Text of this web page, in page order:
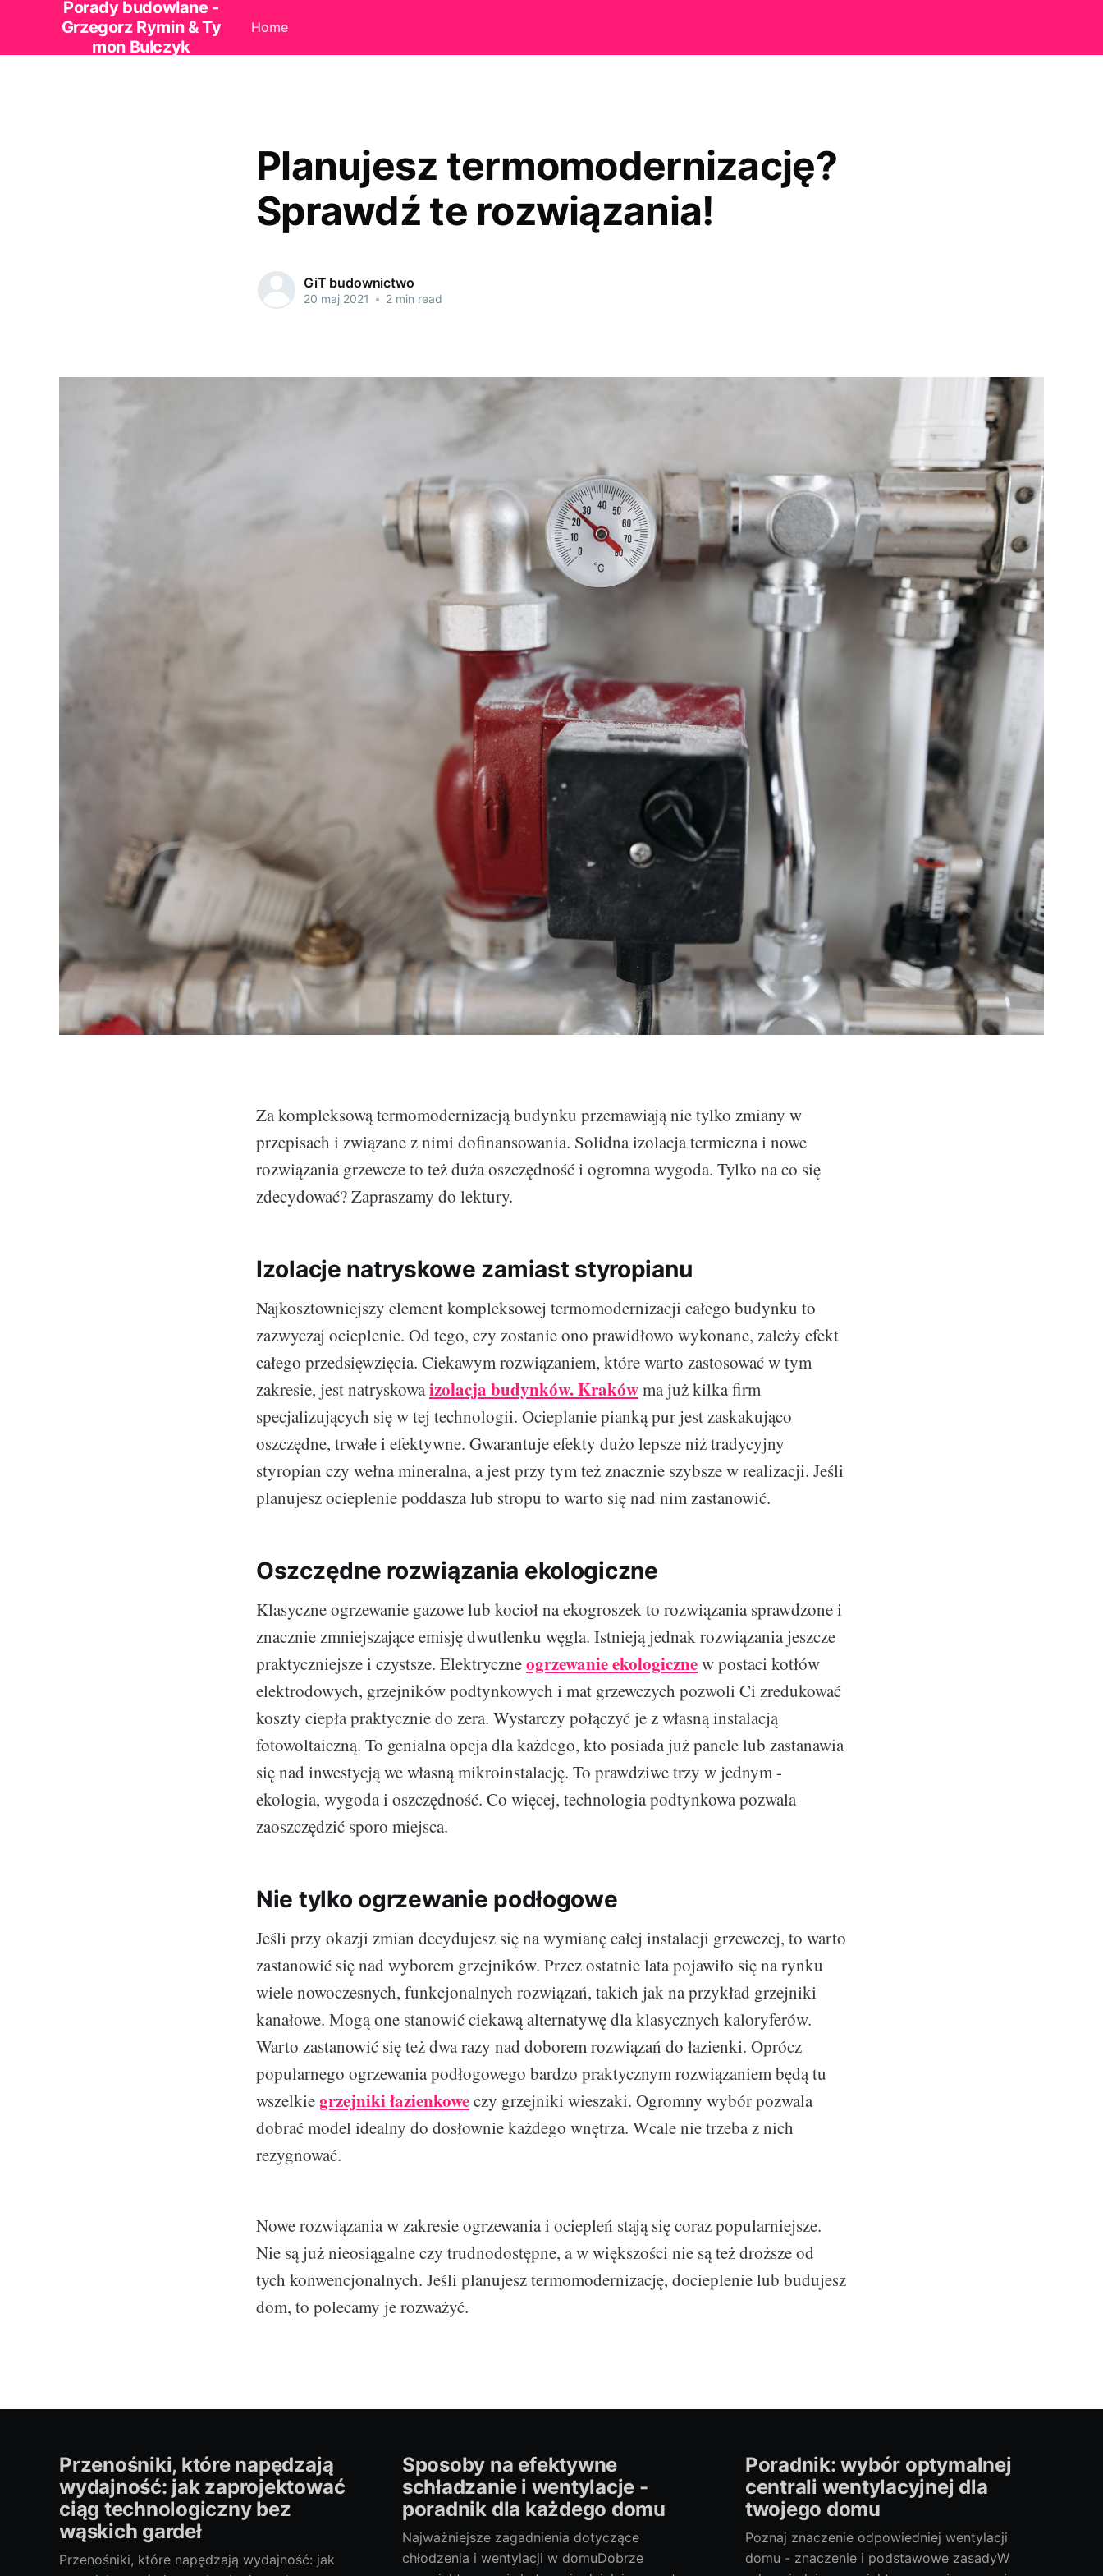
Porady budowlane -
Grzegorz Rymin & Ty
mon Bulczyk
Home
Planujesz termomodernizację?
Sprawdź te rozwiązania!
GiT budownictwo
20 maj 2021 • 2 min read
Za kompleksową termomodernizacją budynku przemawiają nie tylko zmiany w
przepisach i związane z nimi dofinansowania. Solidna izolacja termiczna i nowe
rozwiązania grzewcze to też duża oszczędność i ogromna wygoda. Tylko na co się
zdecydować? Zapraszamy do lektury.
Izolacje natryskowe zamiast styropianu
Najkosztowniejszy element kompleksowej termomodernizacji całego budynku to
zazwyczaj ocieplenie. Od tego, czy zostanie ono prawidłowo wykonane, zależy efekt
całego przedsięwzięcia. Ciekawym rozwiązaniem, które warto zastosować w tym
zakresie, jest natryskowaizolacja budynków. Krakówma już kilka firm
specjalizujących się w tej technologii. Ocieplanie pianką pur jest zaskakująco
oszczędne, trwałe i efektywne. Gwarantuje efekty dużo lepsze niż tradycyjny
styropian czy wełna mineralna, a jest przy tym też znacznie szybsze w realizacji. Jeśli
planujesz ocieplenie poddasza lub stropu to warto się nad nim zastanowić.
Oszczędne rozwiązania ekologiczne
Klasyczne ogrzewanie gazowe lub kocioł na ekogroszek to rozwiązania sprawdzone i
znacznie zmniejszające emisję dwutlenku węgla. Istnieją jednak rozwiązania jeszcze
praktyczniejsze i czystsze. Elektryczneogrzewanie ekologicznew postaci kotłów
elektrodowych, grzejników podtynkowych i mat grzewczych pozwoli Ci zredukować
koszty ciepła praktycznie do zera. Wystarczy połączyć je z własną instalacją
fotowoltaiczną. To genialna opcja dla każdego, kto posiada już panele lub zastanawia
się nad inwestycją we własną mikroinstalację. To prawdziwe trzy w jednym -
ekologia, wygoda i oszczędność. Co więcej, technologia podtynkowa pozwala
zaoszczędzić sporo miejsca.
Nie tylko ogrzewanie podłogowe
Jeśli przy okazji zmian decydujesz się na wymianę całej instalacji grzewczej, to warto
zastanowić się nad wyborem grzejników. Przez ostatnie lata pojawiło się na rynku
wiele nowoczesnych, funkcjonalnych rozwiązań, takich jak na przykład grzejniki
kanałowe. Mogą one stanowić ciekawą alternatywę dla klasycznych kaloryferów.
Warto zastanowić się też dwa razy nad doborem rozwiązań do łazienki. Oprócz
popularnego ogrzewania podłogowego bardzo praktycznym rozwiązaniem będą tu
wszelkiegrzejniki łazienkoweczy grzejniki wieszaki. Ogromny wybór pozwala
dobrać model idealny do dosłownie każdego wnętrza. Wcale nie trzeba z nich
rezygnować.
Nowe rozwiązania w zakresie ogrzewania i ociepleń stają się coraz popularniejsze.
Nie są już nieosiągalne czy trudnodostępne, a w większości nie są też droższe od
tych konwencjonalnych. Jeśli planujesz termomodernizację, docieplenie lub budujesz
dom, to polecamy je rozważyć.
Przenośniki, które napędzają
wydajność: jak zaprojektować
ciąg technologiczny bez
wąskich gardeł
Przenośniki, które napędzają wydajność: jak
Sposoby na efektywne
schładzanie i wentylacje -
poradnik dla każdego domu
Najważniejsze zagadnienia dotyczące
chłodzenia i wentylacji w domuDobrze
Poradnik: wybór optymalnej
centrali wentylacyjnej dla
twojego domu
Poznaj znaczenie odpowiedniej wentylacji
domu - znaczenie i podstawowe zasadyW